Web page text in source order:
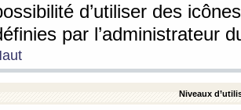
d’utiliser des
par l’administrateur
Niveaux